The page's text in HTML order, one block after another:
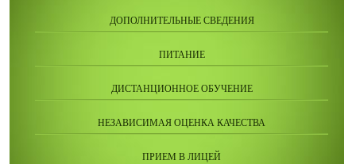
ДОПОЛНИТЕЛЬНЫЕ СВЕДЕНИЯ
ПИТАНИЕ
ДИСТАНЦИОННОЕ ОБУЧЕНИЕ
НЕЗАВИСИМАЯ ОЦЕНКА КАЧЕСТВА
ПРИЕМ В ЛИЦЕЙ